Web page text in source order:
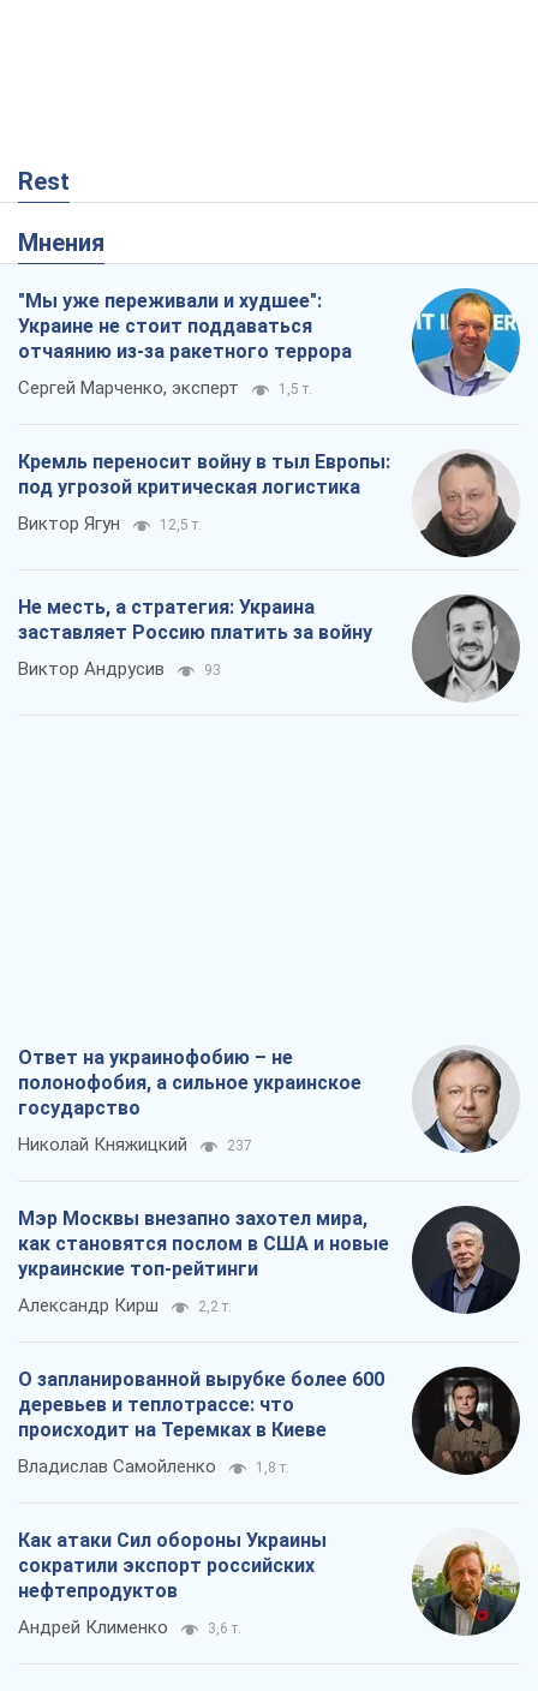
Rest
Мнения
"Мы уже переживали и худшее":
Украине не стоит поддаваться
отчаянию из-за ракетного террора
Сергей Марченко, эксперт 1,5 т.
Кремль переносит войну в тыл Европы:
под угрозой критическая логистика
Виктор Ягун 12,5 т.
Не месть, а стратегия: Украина
заставляет Россию платить за войну
Виктор Андрусив 93
Ответ на украинофобию – не
полонофобия, а сильное украинское
государство
Николай Княжицкий 237
Мэр Москвы внезапно захотел мира,
как становятся послом в США и новые
украинские топ-рейтинги
Александр Кирш 2,2 т.
О запланированной вырубке более 600
деревьев и теплотрассе: что
происходит на Теремках в Киеве
Владислав Самойленко 1,8 т.
Как атаки Сил обороны Украины
сократили экспорт российских
нефтепродуктов
Андрей Клименко 3,6 т.